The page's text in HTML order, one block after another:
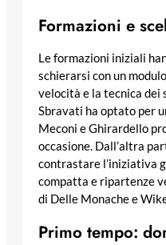
Formazioni e
Le formazioni iniziali
schierarsi con un
velocità e la tecnica
Sbravati ha optato per
Meconi e Ghirardello
occasione. Dall’altra
contrastare l’iniziativa
compatta e ripartenze
di Delle Monache e
Primo tempo: